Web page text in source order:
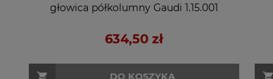
głowica półkolumny Gaudi 1.15.001
634,50 zł
DO KOSZYKA